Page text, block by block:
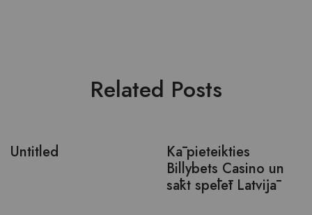
Related Posts
Untitled
Kā pieteikties
Billybets Casino un
sākt spēlēt Latvijā